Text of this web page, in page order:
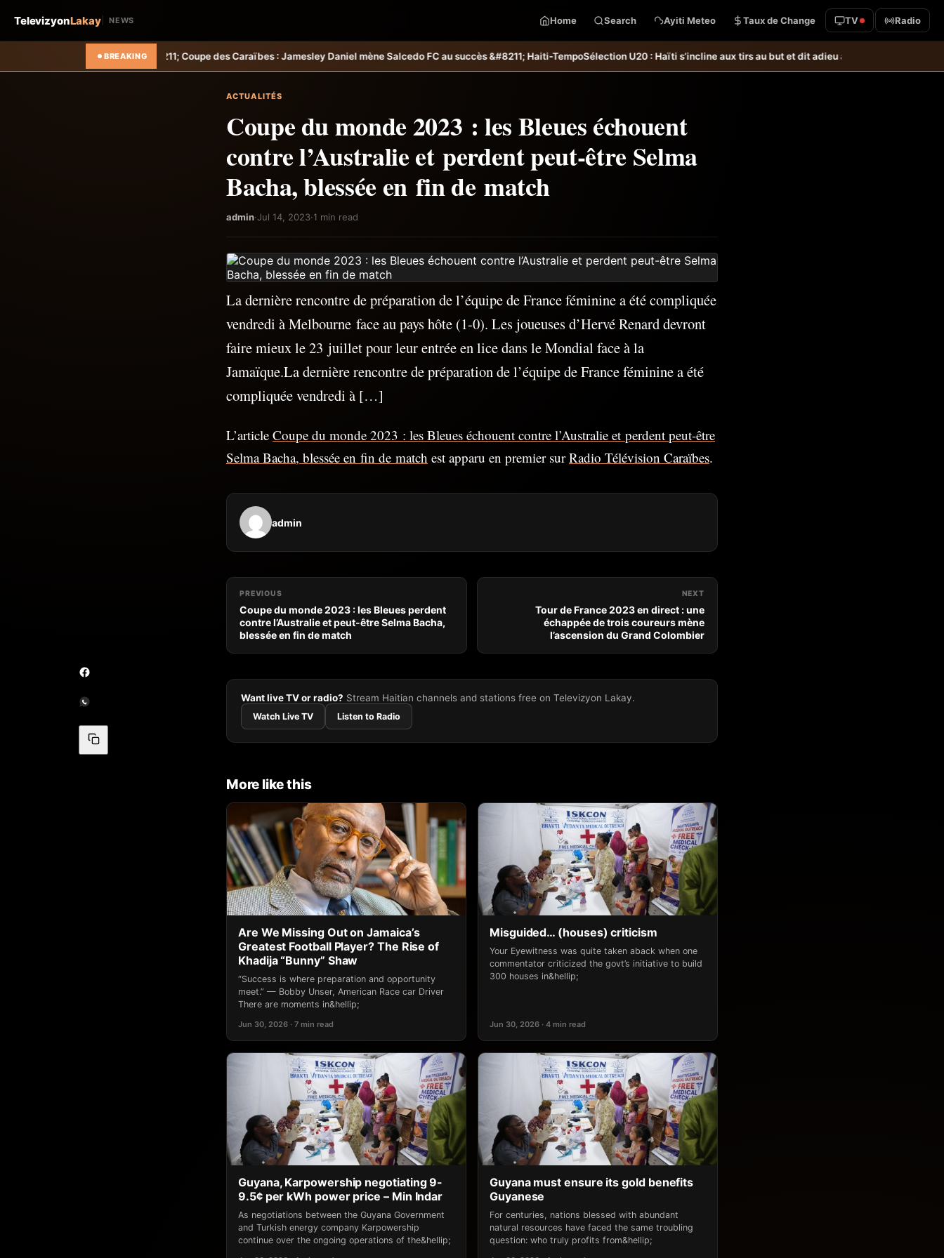
TelevizyonLakay NEWS Home Search Ayiti Meteo Taux de Change TV Radio
BREAKING
Foot &#8211; Coupe des Caraïbes : Jamesley Daniel mène Salcedo FC au succès &#8211; Haiti-TempoSélection U20 : Haïti s’incline aux tirs au but et dit adieu à la Coupe du monde &#8211; Haiti-
ACTUALITÉS
Coupe du monde 2023 : les Bleues échouent
contre l’Australie et perdent peut-être Selma
Bacha, blessée en fin de match
admin·Jul 14, 2023·1 min read
La dernière rencontre de préparation de l’équipe de France féminine a été compliquée
vendredi à Melbourne face au pays hôte (1-0). Les joueuses d’Hervé Renard devront
faire mieux le 23 juillet pour leur entrée en lice dans le Mondial face à la
Jamaïque.La dernière rencontre de préparation de l’équipe de France féminine a été
compliquée vendredi à […]
L’article Coupe du monde 2023 : les Bleues échouent contre l’Australie et perdent peut-être
Selma Bacha, blessée en fin de match est apparu en premier surRadio Télévision Caraïbes.
admin
PREVIOUS
Coupe du monde 2023 : les Bleues perdent
contre l’Australie et peut-être Selma Bacha,
blessée en fin de match
NEXT
Tour de France 2023 en direct : une
échappée de trois coureurs mène
l’ascension du Grand Colombier
Want live TV or radio? Stream Haitian channels and stations free on Televizyon Lakay.
Watch Live TV Listen to Radio
More like this
Are We Missing Out on Jamaica’s
Greatest Football Player? The Rise of
Khadija “Bunny” Shaw
“Success is where preparation and opportunity
meet.” — Bobby Unser, American Race car Driver
There are moments in&hellip;
Jun 30, 2026 · 7 min read
Misguided… (houses) criticism
Your Eyewitness was quite taken aback when one
commentator criticized the govt’s initiative to build
300 houses in&hellip;
Jun 30, 2026 · 4 min read
Guyana, Karpowership negotiating 9-
9.5¢ per kWh power price – Min Indar
As negotiations between the Guyana Government
and Turkish energy company Karpowership
continue over the ongoing operations of the&hellip;
Guyana must ensure its gold benefits
Guyanese
For centuries, nations blessed with abundant
natural resources have faced the same troubling
question: who truly profits from&hellip;